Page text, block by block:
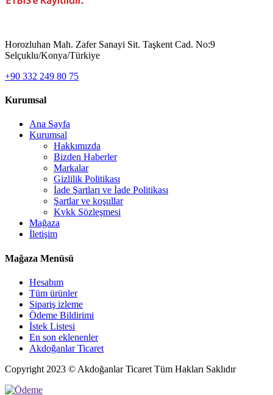
Horozluhan Mah. Zafer Sanayi Sit. Taşkent Cad. No:9
Selçuklu/Konya/Türkiye
+90 332 249 80 75
Kurumsal
Ana Sayfa
Kurumsal
Hakkımızda
Bizden Haberler
Markalar
Gizlilik Politikası
İade Şartları ve İade Politikası
Şartlar ve koşullar
Kvkk Sözleşmesi
Mağaza
İletişim
Mağaza Menüsü
Hesabım
Tüm ürünler
Sipariş izleme
Ödeme Bildirimi
İstek Listesi
En son eklenenler
Akdoğanlar Ticaret
Copyright 2023 © Akdoğanlar Ticaret Tüm Hakları Saklıdır